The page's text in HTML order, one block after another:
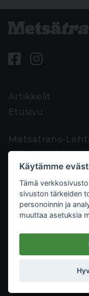
Artikkelit
Etusivu
Metsätrans-
Asiakaspalvelu
Yhteystiedot
Palaute
Mediakortti
Metsätrans-Lehti
2026
Käytämme
Tämä
sivuston tärkeiden
personoinnin ja
muuttaa asetuksia